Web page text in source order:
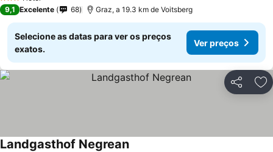
3 Estrelas
9,1 Excelente 68 Graz, a 19.3 km de Voitsberg
Selecione as datas para ver os preços
exatos.
Ver preços
Partilhar
Landgasthof Negrean